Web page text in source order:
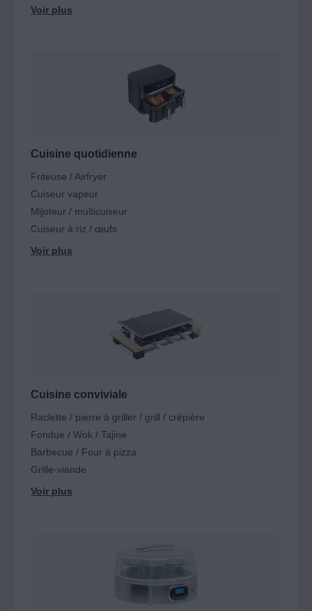
Transformez votre plan de travail en un espace de
Cuisine quotidienne
Friteuse / Airfryer
Cuiseur vapeur
Mijoteur / multicuiseur
Cuiseur à riz / œufs
Cuisine conviviale
Raclette / pierre à griller / grill / crêpière
Fondue / Wok / Tajine
Barbecue / Four à pizza
Grille-viande